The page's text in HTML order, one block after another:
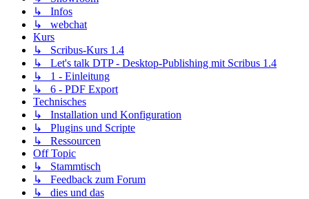
↳ Infos
↳ webchat
Kurs
↳ Scribus-Kurs 1.4
↳ Let's talk DTP - Desktop-Publishing mit Scribus 1.4
↳ 1 - Einleitung
↳ 6 - PDF Export
Technisches
↳ Installation und Konfiguration
↳ Plugins und Scripte
↳ Ressourcen
Off Topic
↳ Stammtisch
↳ Feedback zum Forum
↳ dies und das